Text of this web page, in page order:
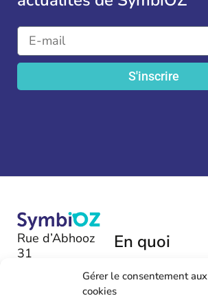
Gérer le consentement aux
cookies
S'inscrire
Rue d’Abhooz
31
En quoi
nous